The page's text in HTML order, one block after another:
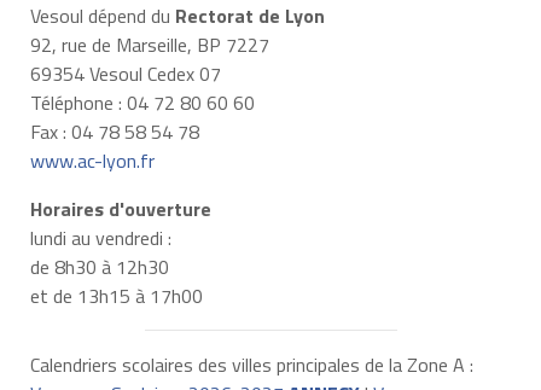
Vesoul dépend du Rectorat de Lyon
92, rue de Marseille, BP 7227
69354 Vesoul Cedex 07
Téléphone : 04 72 80 60 60
Fax : 04 78 58 54 78
www.ac-lyon.fr
Horaires d'ouverture
lundi au vendredi :
de 8h30 à 12h30
et de 13h15 à 17h00
Calendriers scolaires des villes principales de la Zone A :